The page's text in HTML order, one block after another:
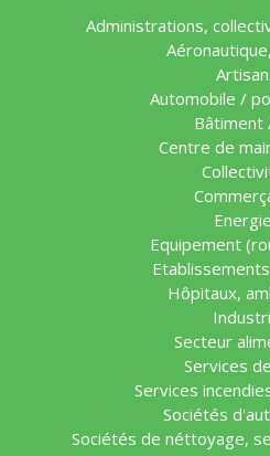
Administrations,
Automobile /
Bâtiment
Centre de
Equipement
Hôpitaux,
Secteur
Services
Services
Sociétés
Sociétés de néttoyage,